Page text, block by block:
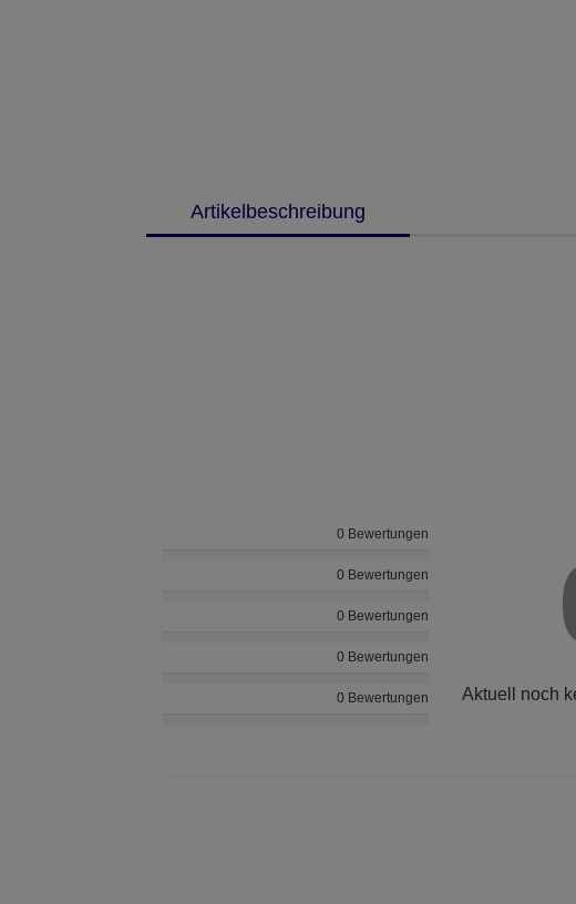
Artikelbeschreibung
0 Bewertungen
0 Bewertungen
0 Bewertungen
0 Bewertungen
0 Bewertungen Aktuell noch